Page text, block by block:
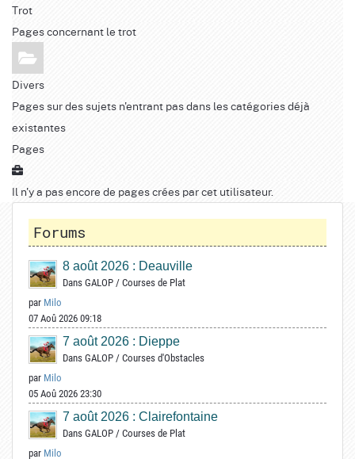
Trot
Pages concernant le trot
Divers
Pages sur des sujets n'entrant pas dans les catégories déjà
existantes
Pages
Il n'y a pas encore de pages crées par cet utilisateur.
Forums
8 août 2026 : Deauville
Dans GALOP / Courses de Plat
par Milo
07 Aoû 2026 09:18
7 août 2026 : Dieppe
Dans GALOP / Courses d'Obstacles
par Milo
05 Aoû 2026 23:30
7 août 2026 : Clairefontaine
Dans GALOP / Courses de Plat
par Milo